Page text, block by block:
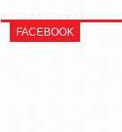
FACEBOOK